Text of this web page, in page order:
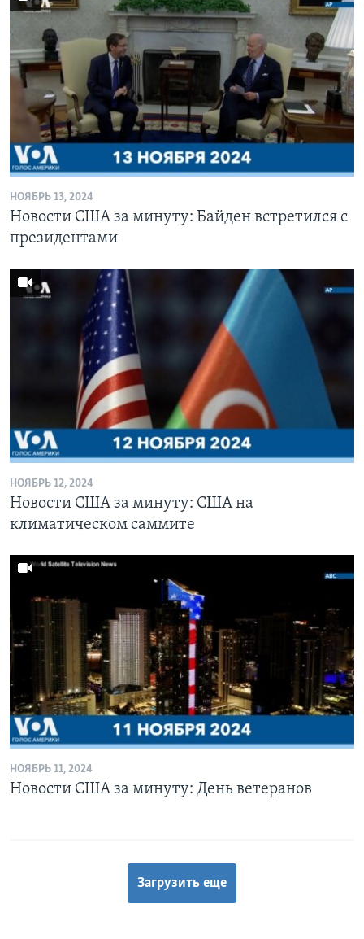
НОЯБРЬ 13, 2024
Новости США за минуту: Байден встретился с
президентами
НОЯБРЬ 12, 2024
Новости США за минуту: США на
климатическом саммите
НОЯБРЬ 11, 2024
Новости США за минуту: День ветеранов
Загрузить еще